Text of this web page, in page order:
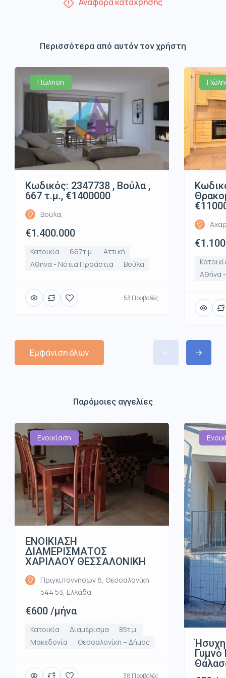
Περισσότερα από αυτόν τον χρήστη
Πώληση
Κωδικός: 2347738 , Βούλα ,
667 τ.μ., €1400000
Βούλα,
€1.400.000
Κατοικία 667τ.μ.
Αττική
Αθήνα - Νότια Προάστια
Βούλα
53 Προβολές
Αθήνα
Εμφάνιση όλων
Παρόμοιες αγγελίες
Ενοικίαση
ΕΝΟΙΚΙΑΣΗ
ΔΙΑΜΕΡΙΣΜΑΤΟΣ
ΧΑΡΙΛΑΟΥ ΘΕΣΣΑΛΟΝΙΚΗ
Πριγκιποννήσων 6, Θεσσαλονίκη
544 53, Ελλάδα
€600 /μήνα
Κατοικία Διαμέρισμα
85τ.μ.
Μακεδονία
Θεσσαλονίκη – Δήμος
38 Προβολές
Γυμνό